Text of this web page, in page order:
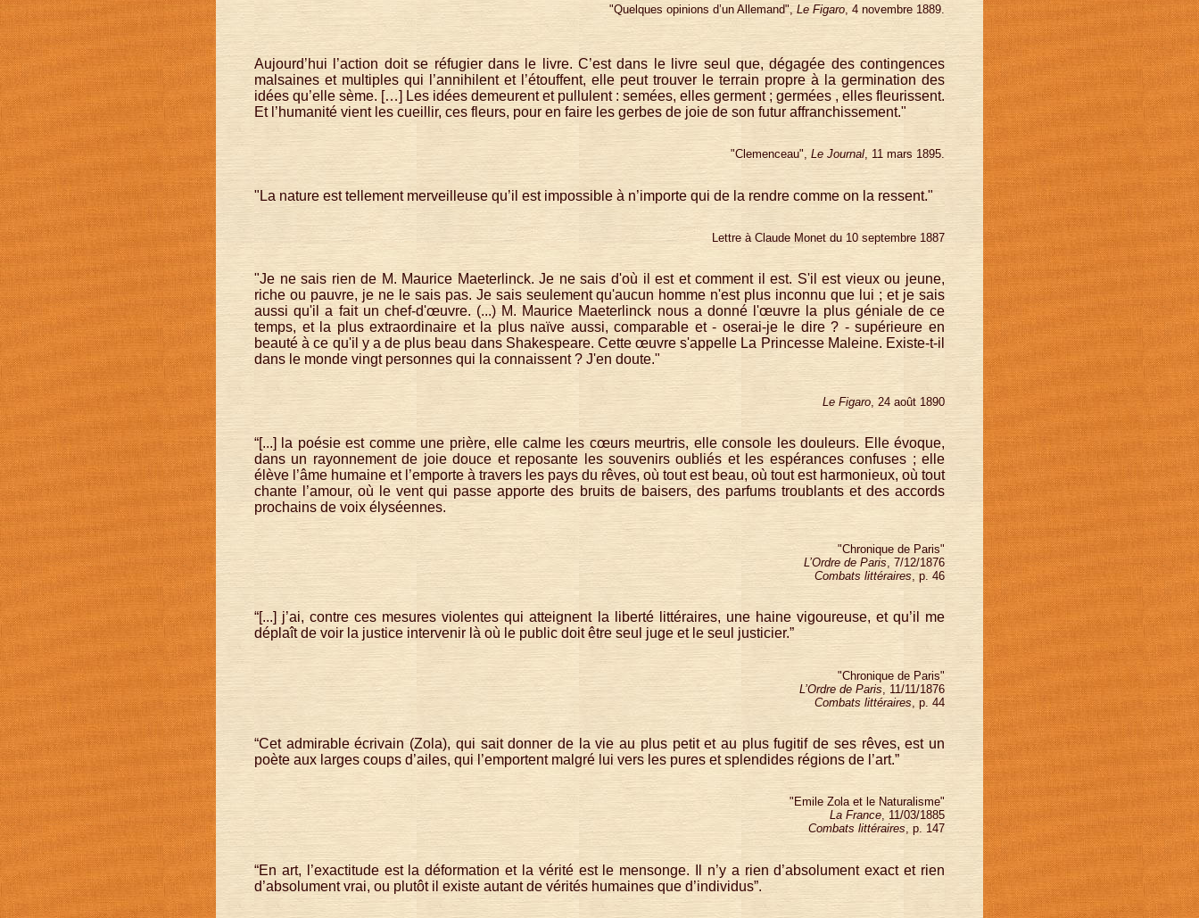
"Quelques opinions d’un Allemand", Le Figaro , 4 novembre 1889.
Aujourd’hui l’action doit se réfugier dans le livre. C’est dans le livre seul que, dégagée des contingences
malsaines et multiples qui l’annihilent et l’étouffent, elle peut trouver le terrain propre à la germination des
idées qu’elle sème. […] Les idées demeurent et pullulent : semées, elles germent ; germées , elles fleurissent.
Et l’humanité vient les cueillir, ces fleurs, pour en faire les gerbes de joie de son futur affranchissement."
"Clemenceau", Le Journal, 11 mars 1895.
"La nature est tellement merveilleuse qu’il est impossible à n’importe qui de la rendre comme on la ressent."
Lettre à Claude Monet du 10 septembre 1887
"Je ne sais rien de M. Maurice Maeterlinck. Je ne sais d'où il est et comment il est. S'il est vieux ou jeune,
riche ou pauvre, je ne le sais pas. Je sais seulement qu'aucun homme n'est plus inconnu que lui ; et je sais
aussi qu'il a fait un chef-d'œuvre. (...) M. Maurice Maeterlinck nous a donné l'œuvre la plus géniale de ce
temps, et la plus extraordinaire et la plus naïve aussi, comparable et - oserai-je le dire ? - supérieure en
beauté à ce qu'il y a de plus beau dans Shakespeare. Cette œuvre s'appelle La Princesse Maleine. Existe-t-il
dans le monde vingt personnes qui la connaissent ? J'en doute."
Le Figaro , 24 août 1890
“[...] la poésie est comme une prière, elle calme les cœurs meurtris, elle console les douleurs. Elle évoque,
dans un rayonnement de joie douce et reposante les souvenirs oubliés et les espérances confuses ; elle
élève l’âme humaine et l’emporte à travers les pays du rêves, où tout est beau, où tout est harmonieux, où tout
chante l’amour, où le vent qui passe apporte des bruits de baisers, des parfums troublants et des accords
prochains de voix élyséennes.
"Chronique de Paris"
L’Ordre de Paris, 7/12/1876
Combats littéraires, p. 46
“[...] j’ai, contre ces mesures violentes qui atteignent la liberté littéraires, une haine vigoureuse, et qu’il me
déplaît de voir la justice intervenir là où le public doit être seul juge et le seul justicier.”
"Chronique de Paris"
L’Ordre de Paris , 11/11/1876
Combats littéraires , p. 44
“Cet admirable écrivain (Zola), qui sait donner de la vie au plus petit et au plus fugitif de ses rêves, est un
poète aux larges coups d’ailes, qui l’emportent malgré lui vers les pures et splendides régions de l’art.”
"Emile Zola et le Naturalisme"
La France, 11/03/1885
Combats littéraires, p. 147
“En art, l’exactitude est la déformation et la vérité est le mensonge. Il n’y a rien d’absolument exact et rien
d’absolument vrai, ou plutôt il existe autant de vérités humaines que d’individus”.